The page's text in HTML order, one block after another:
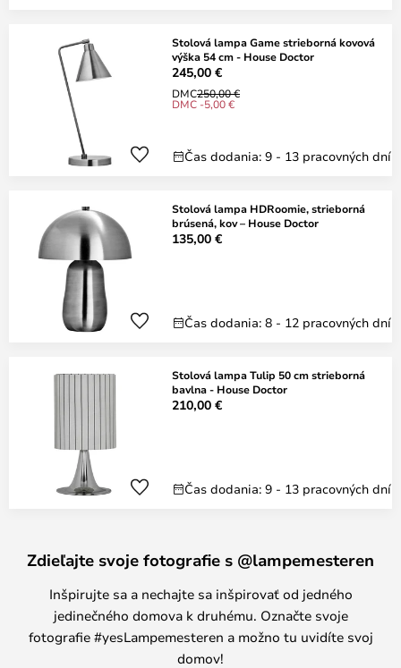
Stolová lampa Game strieborná kovová
výška 54 cm - House Doctor
245,00 €
DMC250,00 €
DMC -5,00 €
Čas dodania: 9 - 13 pracovných dní
Stolová lampa HDRoomie, strieborná
brúsená, kov – House Doctor
135,00 €
Čas dodania: 8 - 12 pracovných dní
Stolová lampa Tulip 50 cm strieborná
bavlna - House Doctor
210,00 €
Čas dodania: 9 - 13 pracovných dní
Zdieľajte svoje fotografie s @lampemesteren
Inšpirujte sa a nechajte sa inšpirovať od jedného
jedinečného domova k druhému. Označte svoje
fotografie #yesLampemesteren a možno tu uvidíte svoj
domov!